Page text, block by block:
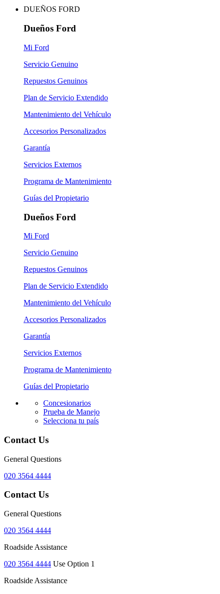
DUEÑOS FORD
Dueños Ford
Mi Ford
Servicio Genuino
Repuestos Genuinos
Plan de Servicio Extendido
Mantenimiento del Vehículo
Accesorios Personalizados
Garantía
Servicios Externos
Programa de Mantenimiento
Guías del Propietario
Dueños Ford
Mi Ford
Servicio Genuino
Repuestos Genuinos
Plan de Servicio Extendido
Mantenimiento del Vehículo
Accesorios Personalizados
Garantía
Servicios Externos
Programa de Mantenimiento
Guías del Propietario
Concesionarios
Prueba de Manejo
Selecciona tu país
Contact Us
General Questions
020 3564 4444
Contact Us
General Questions
020 3564 4444
Roadside Assistance
020 3564 4444 Use Option 1
Roadside Assistance